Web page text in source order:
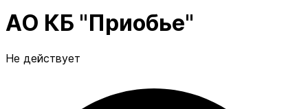
АО КБ "Приобье"
Не действует